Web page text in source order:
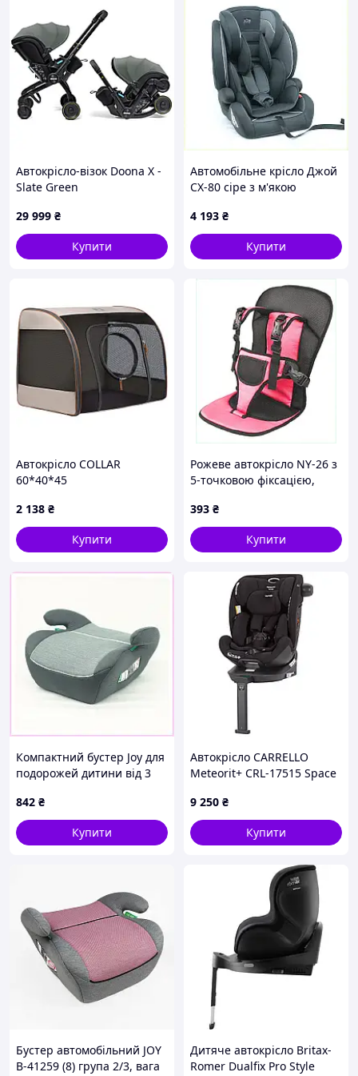
Автокрісло-візок Doona X -
Slate Green
29 999 ₴
Купити
Автомобільне крісло Джой
СХ-80 сіре з м'якою
K90T04055
4 193 ₴
Купити
Автокрісло COLLAR
60*40*45
2 138 ₴
Купити
Рожеве автокрісло NY-26 з
5-точковою фіксацією,
393 ₴
Купити
Компактний бустер Joy для
подорожей дитини від 3
842 ₴
Купити
Автокрісло CARRELLO
Meteorit+ CRL-17515 Space
ISOFIX, поворот,
опор.стійка /1/
9 250 ₴
Купити
Бустер автомобільний JOY
B-41259 (8) група 2/3, вага
Дитяче автокрісло Britax-
Romer Dualfix Pro Style